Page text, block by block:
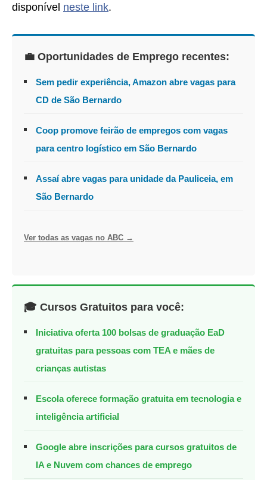
disponível neste link.
💼 Oportunidades de Emprego recentes:
Sem pedir experiência, Amazon abre vagas para
CD de São Bernardo
Coop promove feirão de empregos com vagas
para centro logístico em São Bernardo
Assaí abre vagas para unidade da Pauliceia, em
São Bernardo
Ver todas as vagas no ABC →
🎓 Cursos Gratuitos para você:
Iniciativa oferta 100 bolsas de graduação EaD
gratuitas para pessoas com TEA e mães de
crianças autistas
Escola oferece formação gratuita em tecnologia e
inteligência artificial
Google abre inscrições para cursos gratuitos de
IA e Nuvem com chances de emprego